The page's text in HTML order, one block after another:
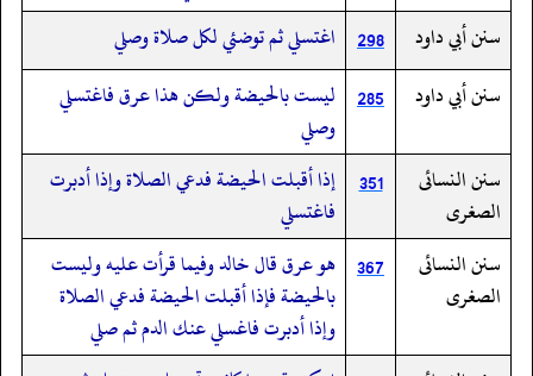
سنن أبي داود
298 اغتسلي ثم توضئي لكل صلاة وصلي
سنن أبي داود
285 ليست بالحيضة ولكن هذا عرق فاغتسلي
وصلي
سنن النسائى
الصغرى
351
إذا أقبلت الحيضة فدعي الصلاة وإذا أدبرت
فاغتسلي
سنن النسائى
الصغرى
367 هو عرق قال خالد وفيما قرأت عليه وليست
بالحيضة فإذا أقبلت الحيضة فدعي الصلاة
وإذا أدبرت فاغسلي عنك الدم ثم صلي